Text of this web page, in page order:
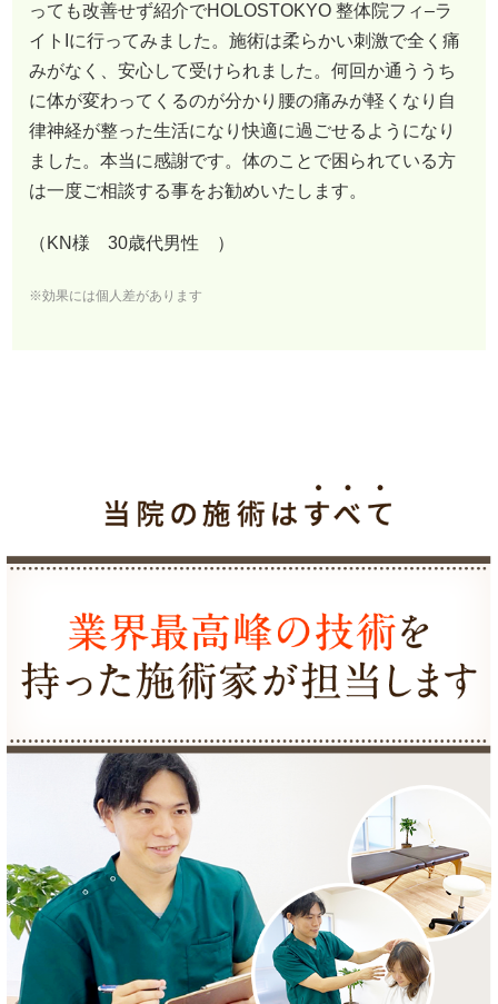
っても改善せず紹介でHOLOSTOKYO 整体院フィ–ラ
イトIに行ってみました。施術は柔らかい刺激で全く痛
みがなく、安心して受けられました。何回か通ううち
に体が変わってくるのが分かり腰の痛みが軽くなり自
律神経が整った生活になり快適に過ごせるようになり
ました。本当に感謝です。体のことで困られている方
は一度ご相談する事をお勧めいたします。
（KN様 30歳代男性 ）
※効果には個人差があります